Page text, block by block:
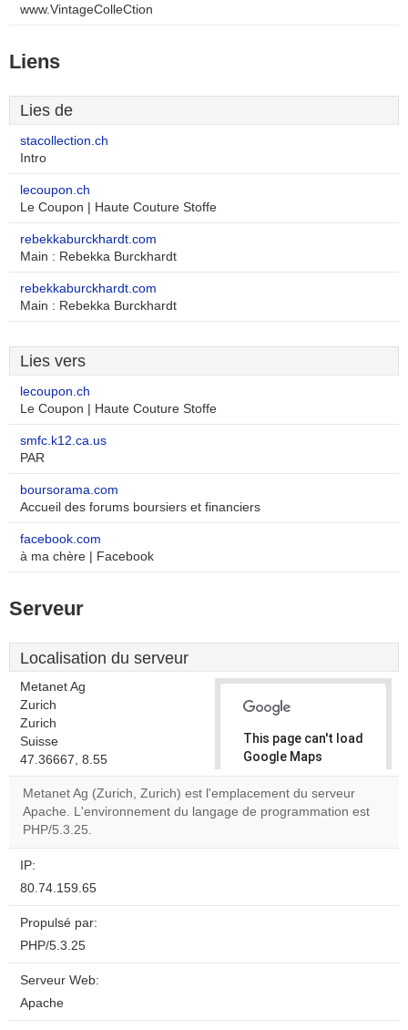
www.VintageColleCtion
Liens
Lies de
stacollection.ch
Intro
lecoupon.ch
Le Coupon | Haute Couture Stoffe
rebekkaburckhardt.com
Main : Rebekka Burckhardt
rebekkaburckhardt.com
Main : Rebekka Burckhardt
Lies vers
lecoupon.ch
Le Coupon | Haute Couture Stoffe
smfc.k12.ca.us
PAR
boursorama.com
Accueil des forums boursiers et financiers
facebook.com
à ma chère | Facebook
Serveur
Localisation du serveur
Metanet Ag
Zurich
Zurich
Suisse
47.36667, 8.55
This page can't load
Google Maps
correctly.
Do you
Metanet Ag (Zurich, Zurich) est l'emplacement du serveur
Apache. L'environnement du langage de programmation est
PHP/5.3.25.
IP:
80.74.159.65
Propulsé par:
PHP/5.3.25
Serveur Web:
Apache